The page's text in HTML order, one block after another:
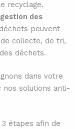
recyclage.
des
peuvent
collecte, de tri,
déchets.
dans votre
nos solutions anti-
étapes afin de